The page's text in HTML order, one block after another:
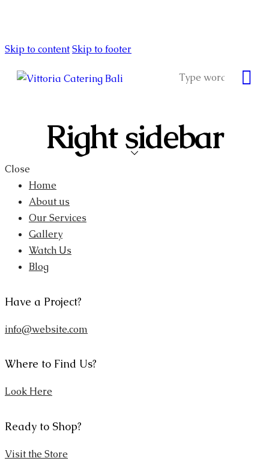
Skip to contentSkip to footer
Right sidebar
Close
Home
About us
Our Services
Gallery
Watch Us
Blog
Have a Project?
info@website.com
Where to Find Us?
Look Here
Ready to Shop?
Visit the Store